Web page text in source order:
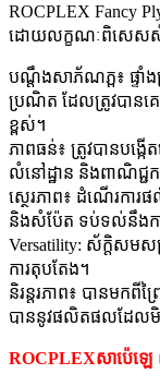
ROCPLEX Fancy
ដោយលក្ខណៈពិសេស
បណ្តឹងសាភ័ណភ្ព៖ ផ្ទាំង
ប្រណិត ដែលត្រូវបានគេ
ខ្ពស់។
ភាពធន់៖ ត្រូវបានបង្
លំនៅដ្ឋាន និងពាណិជ្ជ
ស្ថេរភាព៖ ដំណើរការផ
និងសំប៉ែត ទប់ទល់នឹងការ
Versatility: ស័ក្តិសមសម្
ការតុបតែង។
និរន្តរភាព៖ បានមក
បាននូវផលិតផលដែលមិ
ROCPLEXសាប៉េឡេ